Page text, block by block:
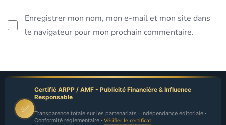
Enregistrer mon nom, mon e-mail et mon site dans
le navigateur pour mon prochain commentaire.
✅
Certifié ARPP / AMF - Publicité Financière & Influence
Responsable
Transparence totale sur les partenariats · Indépendance éditoriale ·
Conformité réglementaire · Vérifier le certificat